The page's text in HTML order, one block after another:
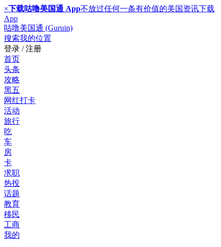
×下载咕噜美国通 App不放过任何一条有价值的美国资讯下载
App
咕噜美国通 (Guruin)
搜索我的位置
登录 / 注册
首页
头条
攻略
黑五
网红打卡
活动
旅行
吃
车
房
卡
求职
热投
话题
教育
移民
工商
我的